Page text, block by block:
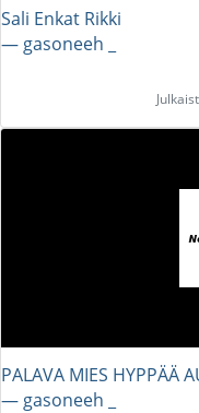
Sali Enkat Rikki
― gasoneeh _
PALAVA MIES HYPPÄÄ
― gasoneeh _